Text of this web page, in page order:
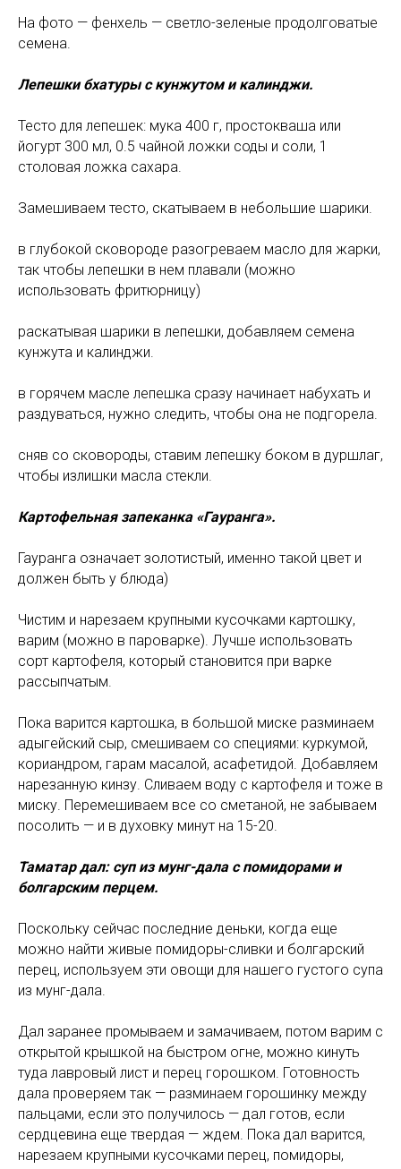
На фото — фенхель — светло-зеленые продолговатые
семена.
Лепешки бхатуры с кунжутом и калинджи.
Тесто для лепешек: мука 400 г, простокваша или
йогурт 300 мл, 0.5 чайной ложки соды и соли, 1
столовая ложка сахара.
Замешиваем тесто, скатываем в небольшие шарики.
в глубокой сковороде разогреваем масло для жарки,
так чтобы лепешки в нем плавали (можно
использовать фритюрницу)
раскатывая шарики в лепешки, добавляем семена
кунжута и калинджи.
в горячем масле лепешка сразу начинает набухать и
раздуваться, нужно следить, чтобы она не подгорела.
сняв со сковороды, ставим лепешку боком в дуршлаг,
чтобы излишки масла стекли.
Картофельная запеканка «Гауранга».
Гауранга означает золотистый, именно такой цвет и
должен быть у блюда)
Чистим и нарезаем крупными кусочками картошку,
варим (можно в пароварке). Лучше использовать
сорт картофеля, который становится при варке
рассыпчатым.
Пока варится картошка, в большой миске разминаем
адыгейский сыр, смешиваем со специями: куркумой,
кориандром, гарам масалой, асафетидой. Добавляем
нарезанную кинзу. Сливаем воду с картофеля и тоже в
миску. Перемешиваем все со сметаной, не забываем
посолить — и в духовку минут на 15-20.
Таматар дал: суп из мунг-дала с помидорами и
болгарским перцем.
Поскольку сейчас последние деньки, когда еще
можно найти живые помидоры-сливки и болгарский
перец, используем эти овощи для нашего густого супа
из мунг-дала.
Дал заранее промываем и замачиваем, потом варим с
открытой крышкой на быстром огне, можно кинуть
туда лавровый лист и перец горошком. Готовность
дала проверяем так — разминаем горошинку между
пальцами, если это получилось — дал готов, если
сердцевина еще твердая — ждем. Пока дал варится,
нарезаем крупными кусочками перец, помидоры,